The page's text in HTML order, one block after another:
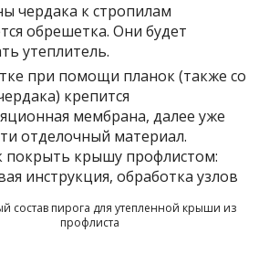
чердака к стропилам
обрешетка. Они будет
утеплитель.
при помощи планок (также со
крепится
мембрана, далее уже
отделочный материал.
состав пирога для утепленной крыши из
профлиста